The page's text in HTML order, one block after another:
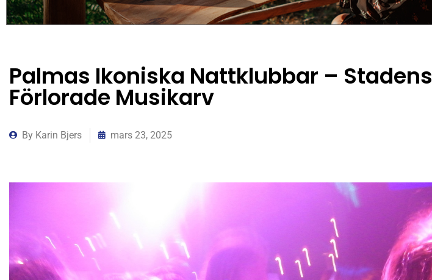
Palmas Ikoniska Nattklubbar – Stadens
Förlorade Musikarv
By Karin Bjers mars 23, 2025